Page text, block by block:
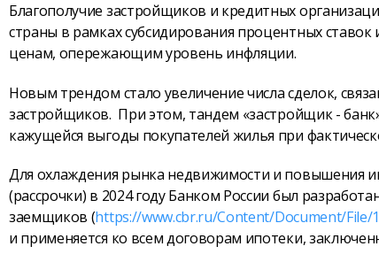
Благополучие застройщиков и кредитных
страны в рамках субсидирования процентных
ценам, опережающим уровень инфляции.
Новым трендом стало увеличение числа сделок,
застройщиков. При этом, тандем «застройщик -
кажущейся выгоды покупателей жилья при
Для охлаждения рынка недвижимости и повышения
(рассрочки) в 2024 году Банком России был
заемщиков (https://www.cbr.ru/Content/Document/File/
и применяется ко всем договорам ипотеки,